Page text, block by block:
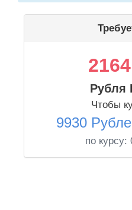
Рубля
Чтобы
9930
по курсу: